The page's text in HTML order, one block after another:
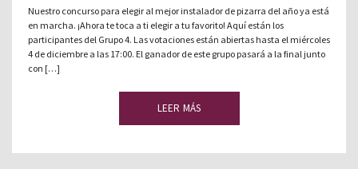
Nuestro concurso para elegir al mejor instalador de pizarra del año ya está
en marcha. ¡Ahora te toca a ti elegir a tu favorito! Aquí están los
participantes del Grupo 4. Las votaciones están abiertas hasta el miércoles
4 de diciembre a las 17:00. El ganador de este grupo pasará a la final junto
con […]
LEER MÁS